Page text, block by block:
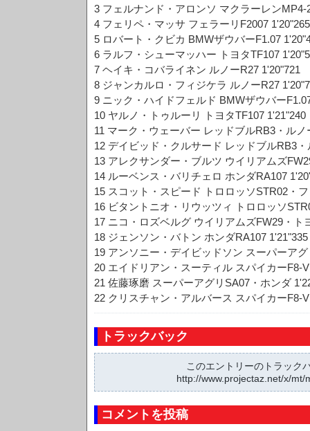
3 フェルナンド・アロンソ マクラーレンMP4-
4 フェリペ・マッサ フェラーリF2007 1'20"265
5 ロバート・クビカ BMWザウバーF1.07
6 ラルフ・シューマッハー トヨタTF107
7 ヘイキ・コバライネン ルノーR27 1'20"721
8 ジャンカルロ・フィジケラ ルノーR27
9 ニック・ハイドフェルド BMWザウバー
10 ヤルノ・トゥルーリ トヨタTF107 1'21"240
11 マーク・ウェーバー レッドブルRB3・ルノ
12 デイビッド・クルサード レッドブルRB3・
13 アレクサンダー・ブルツ ウイリアムズ
14 ルーベンス・バリチェロ ホンダRA107
15 スコット・スピード トロロッソSTR02・
16 ビタントニオ・リウッツィ トロロッソ
17 ニコ・ロズベルグ ウイリアムズFW29・ト
18 ジェンソン・バトン ホンダRA107 1'21"335
19 アンソニー・デイビッドソン スーパーア
20 エイドリアン・スーティル スパイカーF8-
21 佐藤琢磨 スーパーアグリSA07・ホンダ
22 クリスチャン・アルバース スパイカーF8-
トラックバック
このエントリーのトラック
http://www.projectaz.net/x/mt/
コメントを投稿